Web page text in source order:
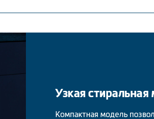
Узкая
Компактная модель